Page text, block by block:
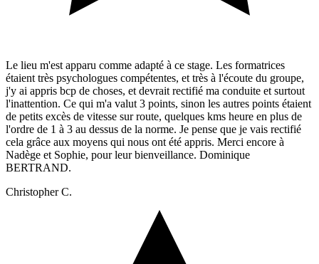
Le lieu m'est apparu comme adapté à ce stage. Les formatrices
étaient très psychologues compétentes, et très à l'écoute du groupe,
j'y ai appris bcp de choses, et devrait rectifié ma conduite et surtout
l'inattention. Ce qui m'a valut 3 points, sinon les autres points étaient
de petits excès de vitesse sur route, quelques kms heure en plus de
l'ordre de 1 à 3 au dessus de la norme. Je pense que je vais rectifié
cela grâce aux moyens qui nous ont été appris. Merci encore à
Nadège et Sophie, pour leur bienveillance. Dominique
BERTRAND.
Christopher C.